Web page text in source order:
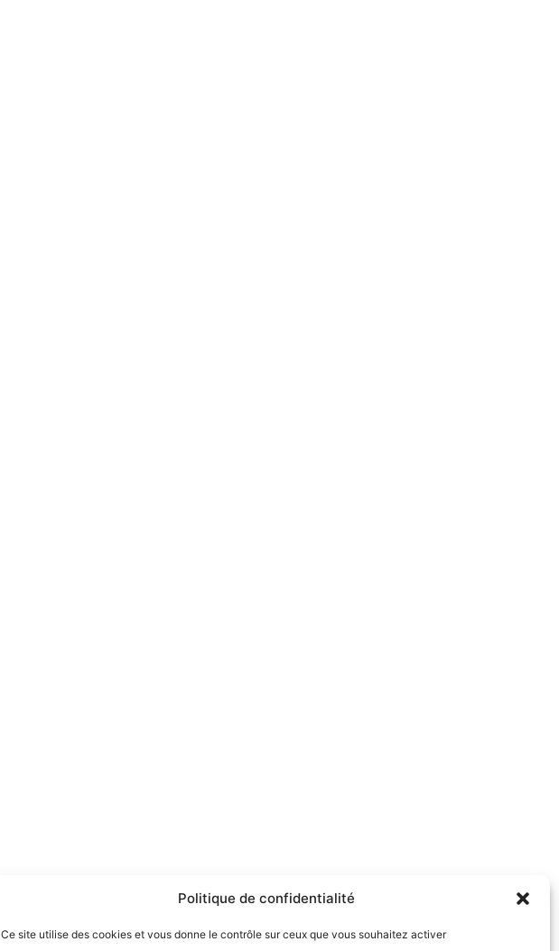
Politique de confidentialité
Ce site utilise des cookies et vous donne le contrôle sur ceux que vous souhaitez activer